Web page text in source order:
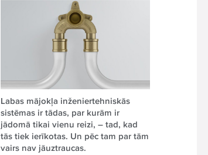
Labas mājokļa inženiertehniskās
sistēmas ir tādas, par kurām ir
jādomā tikai vienu reizi, – tad, kad
tās tiek ierīkotas. Un pēc tam par tām
vairs nav jāuztraucas.